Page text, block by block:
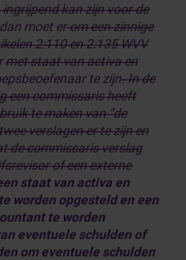
kan zijn voor de
, dan moet erom een zinnige
2:110 en 2:135 WVV
met staat van activa en
te zijn. In de
een commissaris heeft
te maken van “de
verslagen er te zijn en
de commissaris verslag
of een externe
staat van activa en
worden opgesteld en een
te worden
eventuele schulden of
om eventuele schulden